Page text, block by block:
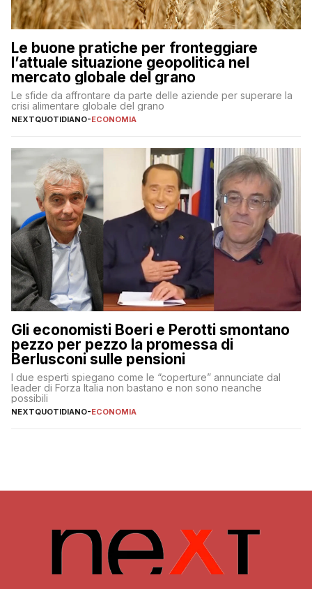
Le buone pratiche per fronteggiare
l’attuale situazione geopolitica nel
mercato globale del grano
Le sfide da affrontare da parte delle aziende per superare la
crisi alimentare globale del grano
NEXTQUOTIDIANO-ECONOMIA
Gli economisti Boeri e Perotti smontano
pezzo per pezzo la promessa di
Berlusconi sulle pensioni
I due esperti spiegano come le “coperture” annunciate dal
leader di Forza Italia non bastano e non sono neanche
possibili
NEXTQUOTIDIANO-ECONOMIA